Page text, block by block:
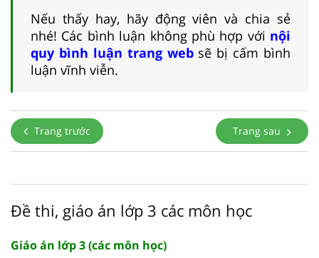
Nếu thấy hay, hãy động viên và chia sẻ
nhé! Các bình luận không phù hợp với nội
quy bình luận trang websẽ bị cấm bình
luận vĩnh viễn.
Trang trước Trang sau
Đề thi, giáo án lớp 3 các môn học
Giáo án lớp 3 (các môn học)